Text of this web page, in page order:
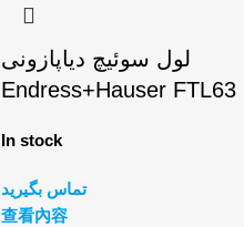
لول سوئیچ دیاپازونی
Endress+Hauser FTL63
In stock
تماس بگیرید
查看內容